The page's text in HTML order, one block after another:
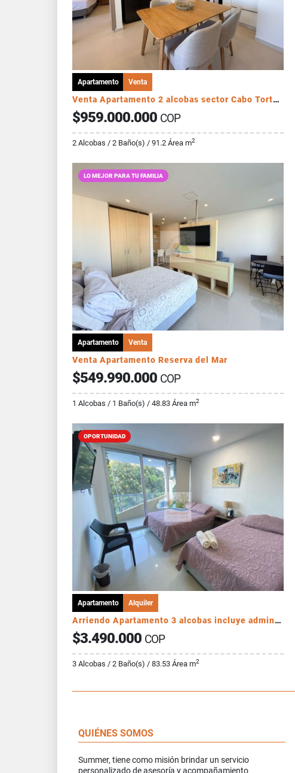
Apartamento Venta
Venta Apartamento 2 alcobas sector Cabo Tortuga
$959.000.000 COP
2 Alcobas / 2 Baño(s) / 91.2 Área m2
LO MEJOR PARA TU FAMILIA
Apartamento Venta
Venta Apartamento Reserva del Mar
$549.990.000 COP
1 Alcobas / 1 Baño(s) / 48.83 Área m2
OPORTUNIDAD
Apartamento Alquiler
Arriendo Apartamento 3 alcobas incluye administración
$3.490.000 COP
3 Alcobas / 2 Baño(s) / 83.53 Área m2
QUIÉNES SOMOS
Summer, tiene como misión brindar un servicio
personalizado de asesoría y acompañamiento